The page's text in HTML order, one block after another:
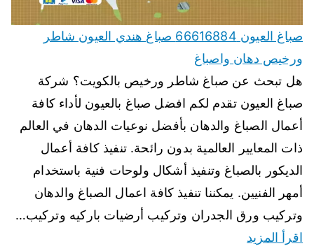
صباغ العيون 66616884 صباغ هندي العيون شاطر
ورخيص دهان واصباغ
هل تبحث عن صباغ شاطر ورخيص بالكويت؟ شركة
صباغ العيون تقدم لكم افضل صباغ بالعيون لأداء كافة
أعمال الصباغ والدهان بأفضل نوعيات الدهان في العالم
ذات المعايير العالمية بدون رائحة. تنفيذ كافة أعمال
الديكور بالصباغ وتنفيذ أشكال ولوحات فنية باستخدام
أمهر الفنيين. يمكننا تنفيذ كافة اعمال الصباغ والدهان
وتركيب ورق الجدران وتركيب أرضيات باركيه وتركيب…
اقرأ المزيد